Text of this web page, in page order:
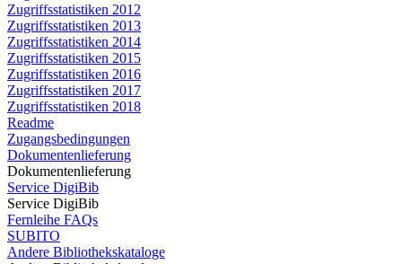
Zugriffsstatistiken 2012
Zugriffsstatistiken 2013
Zugriffsstatistiken 2014
Zugriffsstatistiken 2015
Zugriffsstatistiken 2016
Zugriffsstatistiken 2017
Zugriffsstatistiken 2018
Readme
Zugangsbedingungen
Dokumentenlieferung
Dokumentenlieferung
Service DigiBib
Service DigiBib
Fernleihe FAQs
SUBITO
Andere Bibliothekskataloge